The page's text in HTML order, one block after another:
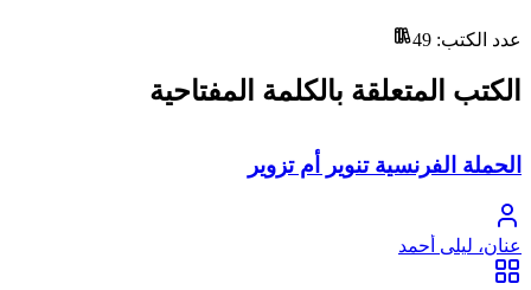
عدد الكتب:
49
الكتب المتعلقة بالكلمة المفتاحية
الحملة الفرنسية تنوير أم تزوير
عنان، ليلى أحمد